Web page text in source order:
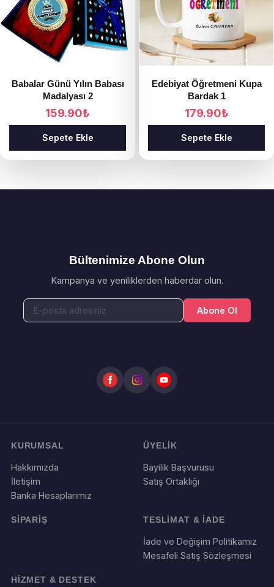
Babalar Günü Yılın Babası
Madalyası 2
159.90₺
Sepete Ekle
Edebiyat Öğretmeni Kupa
Bardak 1
179.90₺
Sepete Ekle
Bültenimize Abone Olun
Kampanya ve yeniliklerden haberdar olun.
Abone Ol
KURUMSAL
Hakkımızda
İletişim
Banka Hesaplarımız
ÜYELİK
Bayilik Başvurusu
Satış Ortaklığı
SİPARİŞ TESLİMAT & İADE
İade ve Değişim Politikamız
Mesafeli Satış Sözleşmesi
HİZMET & DESTEK